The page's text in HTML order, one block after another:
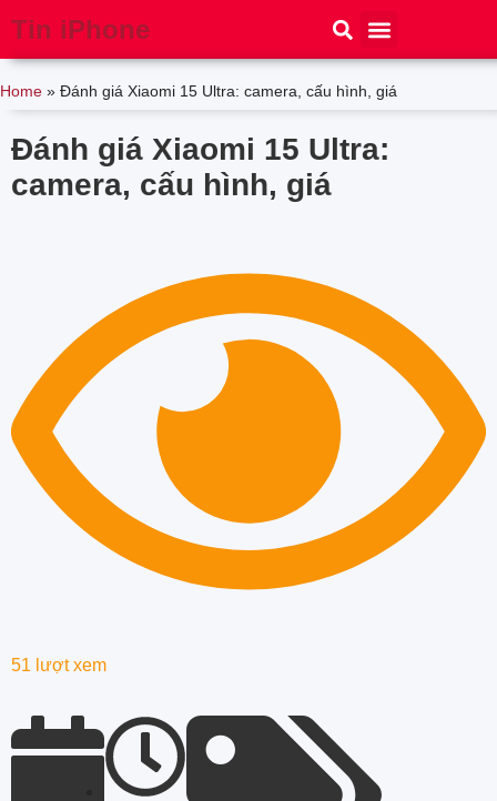
Tin iPhone
Home » Đánh giá Xiaomi 15 Ultra: camera, cấu hình, giá
Đánh giá Xiaomi 15 Ultra:
camera, cấu hình, giá
51 lượt xem